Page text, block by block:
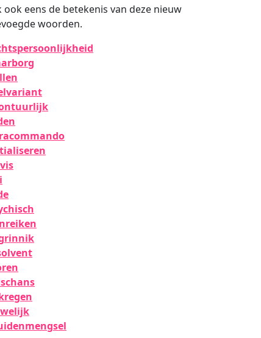
ook eens de betekenis van deze nieuw
woorden.